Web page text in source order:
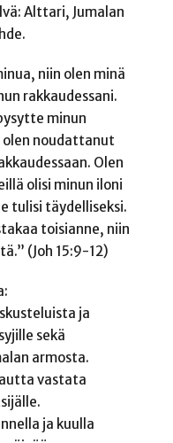
Alttari, Jumalan
niin olen minä
rakkaudessani.
minun
olen noudattanut
Olen
olisi minun iloni
tulisi täydelliseksi.
toisianne, niin
(Joh 15:9-12)
ja
sekä
armosta.
vastata
ja kuulla